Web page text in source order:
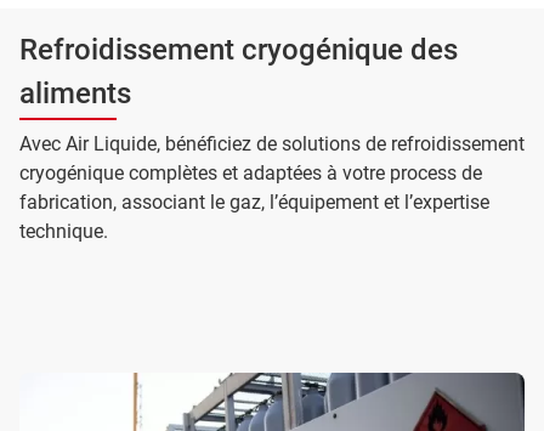
Refroidissement cryogénique des
aliments
Avec Air Liquide, bénéficiez de solutions de refroidissement
cryogénique complètes et adaptées à votre process de
fabrication, associant le gaz, l’équipement et l’expertise
technique.